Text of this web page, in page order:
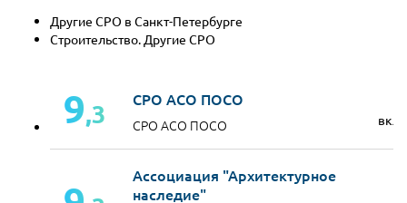
Другие СРО в Санкт-Петербурге
Строительство. Другие СРО
9,3 СРО АСО ПОСО
СРО АСО ПОСО
Ассоциация "Архитектурное
наследие"